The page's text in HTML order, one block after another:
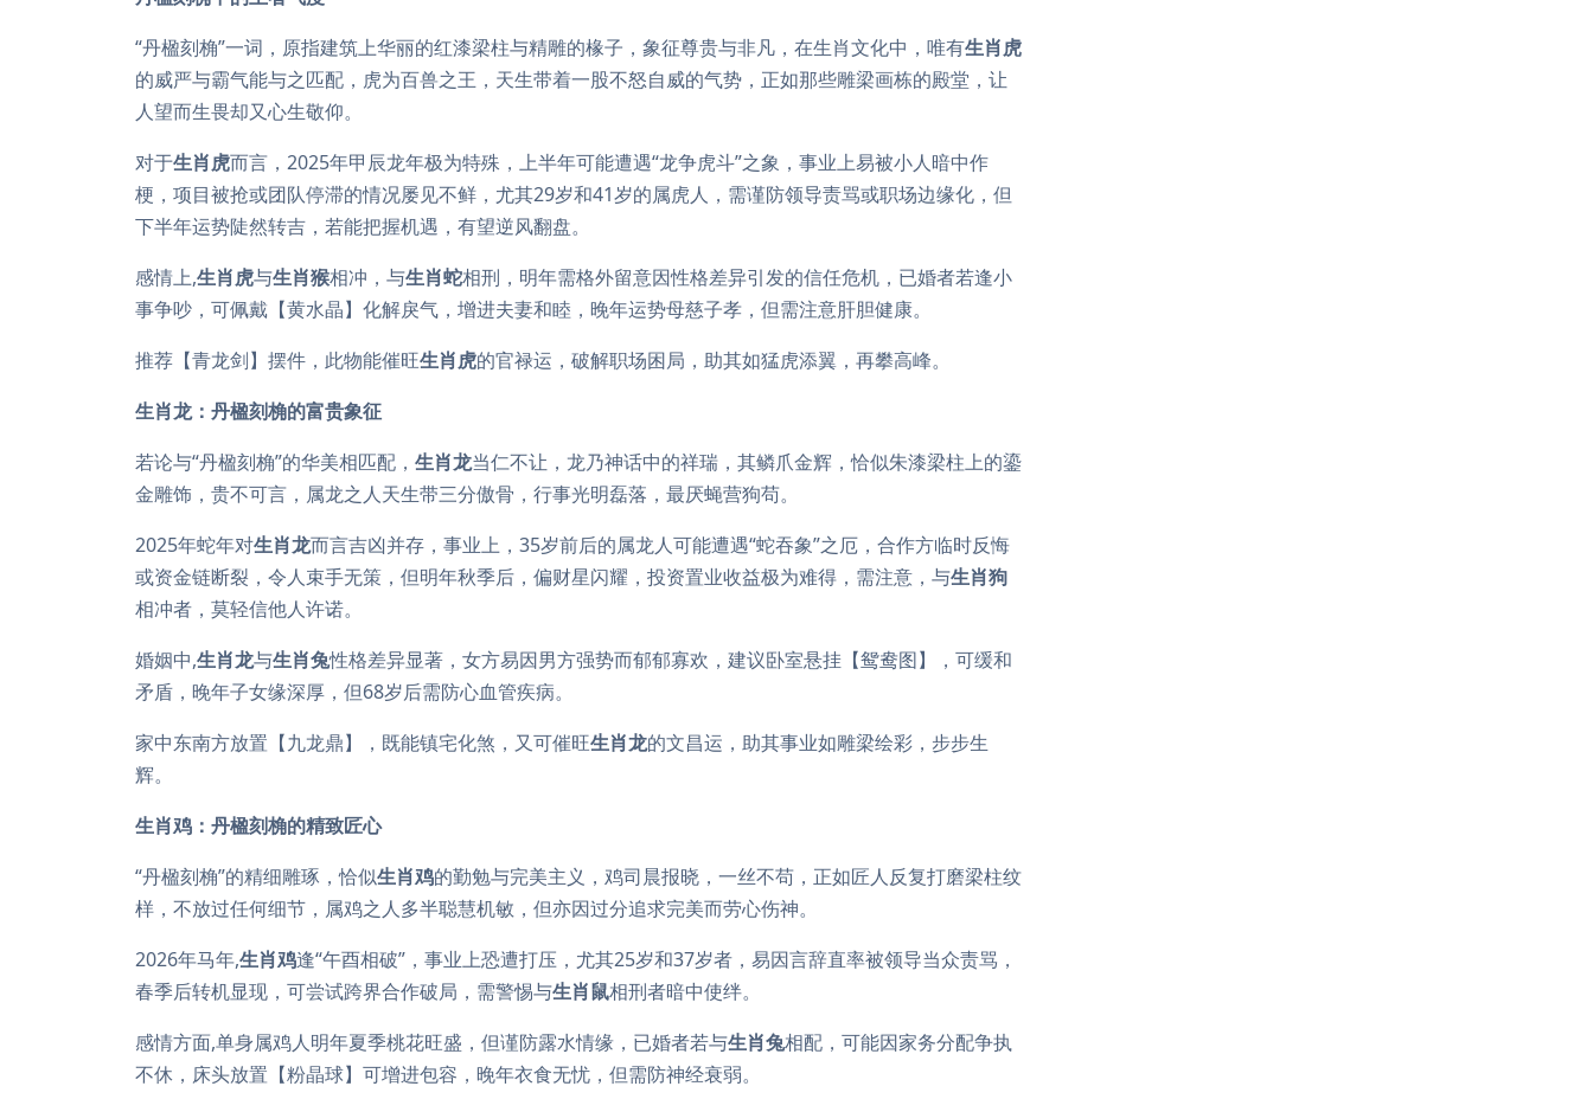
“丹楹刻桷”一词，原指建筑上华丽的红漆梁柱与精雕的椽子，象征尊贵与非凡，在生肖文化中，唯有生肖虎
的威严与霸气能与之匹配，虎为百兽之王，天生带着一股不怒自威的气势，正如那些雕梁画栋的殿堂，让
人望而生畏却又心生敬仰。
对于生肖虎而言，2025年甲辰龙年极为特殊，上半年可能遭遇“龙争虎斗”之象，事业上易被小人暗中作
梗，项目被抢或团队停滞的情况屡见不鲜，尤其29岁和41岁的属虎人，需谨防领导责骂或职场边缘化，但
下半年运势陡然转吉，若能把握机遇，有望逆风翻盘。
感情上,生肖虎与生肖猴相冲，与生肖蛇相刑，明年需格外留意因性格差异引发的信任危机，已婚者若逢小
事争吵，可佩戴【黄水晶】化解戾气，增进夫妻和睦，晚年运势母慈子孝，但需注意肝胆健康。
推荐【青龙剑】摆件，此物能催旺生肖虎的官禄运，破解职场困局，助其如猛虎添翼，再攀高峰。
生肖龙：丹楹刻桷的富贵象征
若论与“丹楹刻桷”的华美相匹配， 生肖龙当仁不让，龙乃神话中的祥瑞，其鳞爪金辉，恰似朱漆梁柱上的鎏
金雕饰，贵不可言，属龙之人天生带三分傲骨，行事光明磊落，最厌蝇营狗苟。
2025年蛇年对生肖龙而言吉凶并存，事业上，35岁前后的属龙人可能遭遇“蛇吞象”之厄，合作方临时反悔
或资金链断裂，令人束手无策，但明年秋季后，偏财星闪耀，投资置业收益极为难得，需注意，与生肖狗
相冲者，莫轻信他人许诺。
婚姻中,生肖龙与生肖兔性格差异显著，女方易因男方强势而郁郁寡欢，建议卧室悬挂【鸳鸯图】，可缓和
矛盾，晚年子女缘深厚，但68岁后需防心血管疾病。
家中东南方放置【九龙鼎】，既能镇宅化煞，又可催旺生肖龙的文昌运，助其事业如雕梁绘彩，步步生
辉。
生肖鸡：丹楹刻桷的精致匠心
“丹楹刻桷”的精细雕琢，恰似生肖鸡的勤勉与完美主义，鸡司晨报晓，一丝不苟，正如匠人反复打磨梁柱纹
样，不放过任何细节，属鸡之人多半聪慧机敏，但亦因过分追求完美而劳心伤神。
2026年马年,生肖鸡逢“午酉相破”，事业上恐遭打压，尤其25岁和37岁者，易因言辞直率被领导当众责骂，
春季后转机显现，可尝试跨界合作破局，需警惕与生肖鼠相刑者暗中使绊。
感情方面,单身属鸡人明年夏季桃花旺盛，但谨防露水情缘，已婚者若与生肖兔相配，可能因家务分配争执
不休，床头放置【粉晶球】可增进包容，晚年衣食无忧，但需防神经衰弱。